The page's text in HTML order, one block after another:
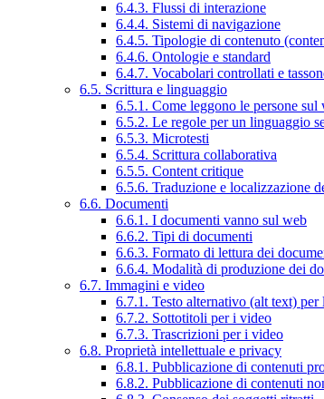
6.4.3. Flussi di interazione
6.4.4. Sistemi di navigazione
6.4.5. Tipologie di contenuto
6.4.6. Ontologie e standard
6.4.7. Vocabolari controllati e
6.5. Scrittura e linguaggio
6.5.1. Come leggono le persone sul
6.5.2. Le regole per un linguaggio
6.5.3. Microtesti
6.5.4. Scrittura collaborativa
6.5.5. Content critique
6.5.6. Traduzione e localizzazione
6.6. Documenti
6.6.1. I documenti vanno sul web
6.6.2. Tipi di documenti
6.6.3. Formato di lettura dei
6.6.4. Modalità di produzione dei
6.7. Immagini e video
6.7.1. Testo alternativo (alt text) per
6.7.2. Sottotitoli per i video
6.7.3. Trascrizioni per i video
6.8. Proprietà intellettuale e privacy
6.8.1. Pubblicazione di contenuti
6.8.2. Pubblicazione di contenuti